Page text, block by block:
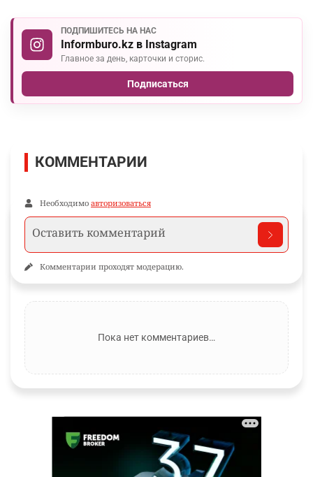
ПОДПИШИТЕСЬ НА НАС
Informburo.kz в Instagram
Главное за день, карточки и сторис.
Подписаться
КОММЕНТАРИИ
Необходимо авторизоваться
Комментарии проходят модерацию.
Пока нет комментариев…